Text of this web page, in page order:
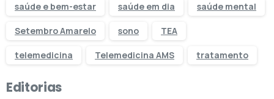
saúde e bem-estar saúde em dia saúde mental
Setembro Amarelo sono TEA
telemedicina Telemedicina AMS tratamento
Editorias